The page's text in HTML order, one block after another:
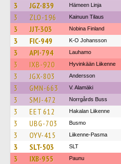
3 JGZ-839 Hämeen Linja
3 ZLO-196 Kainuun Tilaus
3 JJT-303 Nobina Finland
3 FIC-949 K-O Johansson
3 API-794 Lauhamo
3 IXB-920 Hyvinkään Liikenne
3 JGX-803 Andersson
3 GMN-663 V. Alamäki
3 SMJ-472 Norrgårds Buss
3 EET 612 Hakalan Liikenne
3 UBG-703 Busmo
3 OYV-415 Liikenne-Pasma
3 SLT-503 SLT
3 IXB-955 Paunu